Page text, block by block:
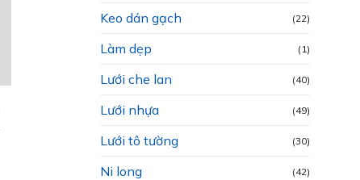
Keo dán gạch (22)
Làm dẹp (1)
Lưới che lan (40)
Lưới nhựa (49)
Lưới tô tường (30)
Ni long (42)